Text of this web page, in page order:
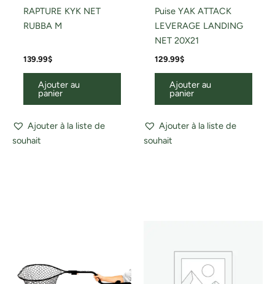
RAPTURE KYK NET
RUBBA M
139.99$
Ajouter au
panier
Ajouter à la liste de
souhait
Puise YAK ATTACK
LEVERAGE LANDING
NET 20X21
129.99$
Ajouter au
panier
Ajouter à la liste de
souhait